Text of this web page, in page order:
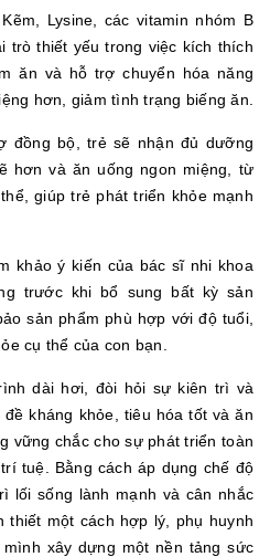
Lysine, các vitamin nhóm B
trò thiết yếu trong việc kích thích
ăn và hỗ trợ chuyển hóa năng
hơn, giảm tình trạng biếng ăn.
đồng bộ, trẻ sẽ nhận đủ dưỡng
hơn và ăn uống ngon miệng, từ
giúp trẻ phát triển khỏe mạnh
khảo ý kiến của bác sĩ nhi khoa
trước khi bổ sung bất kỳ sản
sản phẩm phù hợp với độ tuổi,
cụ thể của con bạn.
dài hơi, đòi hỏi sự kiên trì và
kháng khỏe, tiêu hóa tốt và ăn
vững chắc cho sự phát triển toàn
tuệ. Bằng cách áp dụng chế độ
lối sống lành mạnh và cân nhắc
thiết một cách hợp lý, phụ huynh
xây dựng một nền tảng sức